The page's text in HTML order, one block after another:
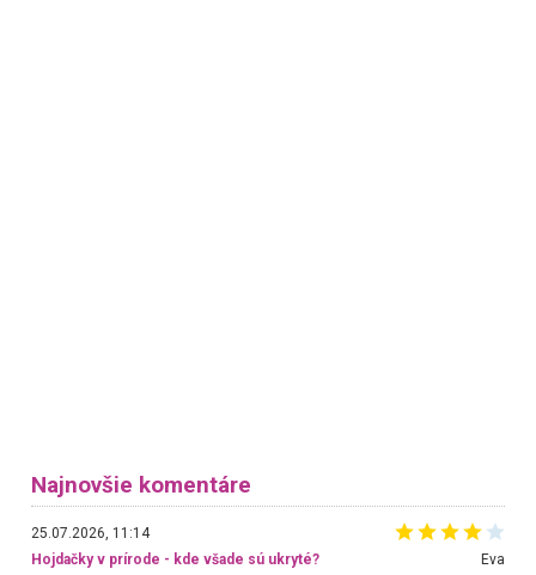
Najnovšie komentáre
25.07.2026, 11:14
Hojdačky v prírode - kde všade sú ukryté?
Eva